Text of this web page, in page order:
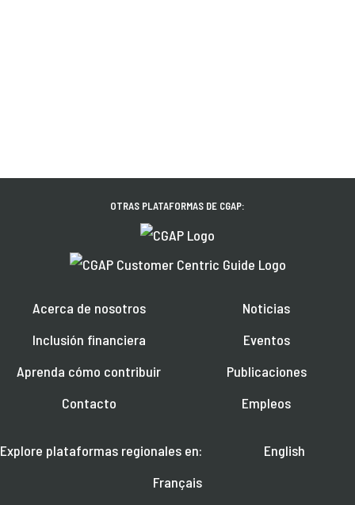
OTRAS PLATAFORMAS DE CGAP:
Acerca de nosotros
Inclusión financiera
Aprenda cómo contribuir
Contacto
Noticias
Eventos
Publicaciones
Empleos
Explore plataformas regionales en:
English
Français